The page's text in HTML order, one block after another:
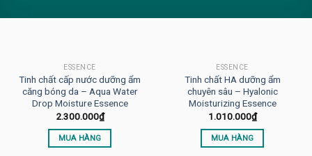
ESSENCE
Tinh chất cấp nước dưỡng ẩm
căng bóng da – Aqua Water
Drop Moisture Essence
2.300.000₫
MUA HÀNG
ESSENCE
Tinh chất HA dưỡng ẩm
chuyên sâu – Hyalonic
Moisturizing Essence
1.010.000₫
MUA HÀNG